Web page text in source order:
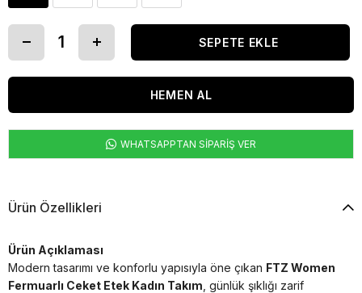
WHATSAPPTAN SİPARİŞ VER
Ürün Özellikleri
Ürün Açıklaması
Modern tasarımı ve konforlu yapısıyla öne çıkan FTZ Women
Fermuarlı Ceket Etek Kadın Takım , günlük şıklığı zarif